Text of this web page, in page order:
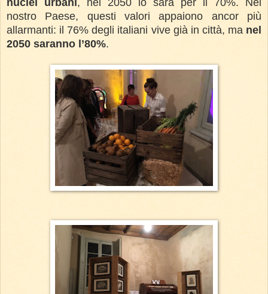
nuclei urbani , nel 2050 lo sarà per il 70%. Nel
nostro Paese, questi valori appaiono ancor più
allarmanti: il 76% degli italiani vive già in città, ma nel
2050 saranno l’80%.